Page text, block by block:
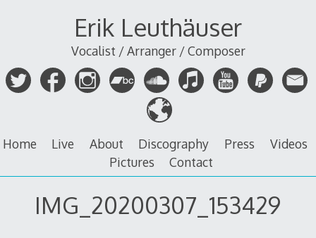
Erik Leuthäuser
Vocalist / Arranger / Composer
Home Live About Discography Press
Videos
Pictures
Contact
IMG_20200307_153429